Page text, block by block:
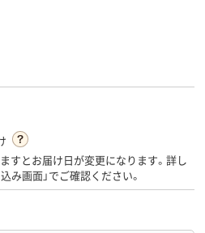
すとお届け日が変更になります。詳し
み画面」でご確認ください。